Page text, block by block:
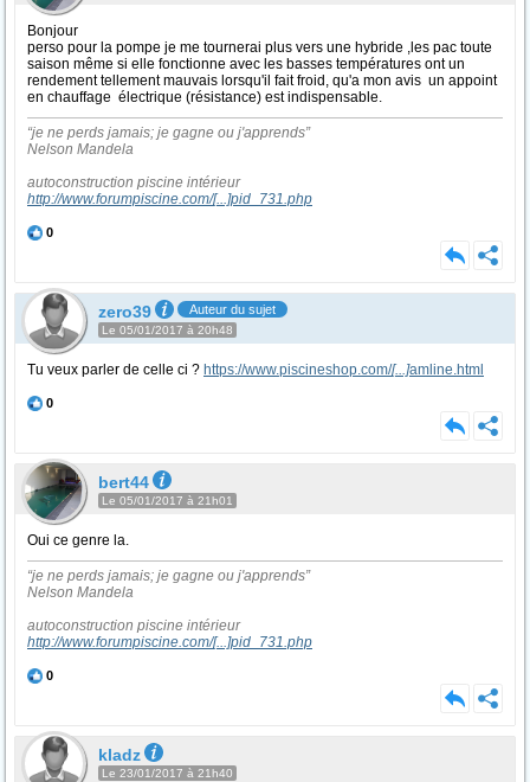
Bonjour
perso pour la pompe je me tournerai plus vers une hybride ,les pac toute
saison même si elle fonctionne avec les basses températures ont un
rendement tellement mauvais lorsqu'il fait froid, qu'a mon avis un appoint
en chauffage électrique (résistance) est indispensable.
“je ne perds jamais; je gagne ou j'apprends”
Nelson Mandela
autoconstruction piscine intérieur
http://www.forumpiscine.com/[...]pid_731.php
0
zero39 Auteur du sujet
Le 05/01/2017 à 20h48
Tu veux parler de celle ci ? https://www.piscineshop.com/[...]amline.html
0
bert44
Le 05/01/2017 à 21h01
Oui ce genre la.
“je ne perds jamais; je gagne ou j'apprends”
Nelson Mandela
autoconstruction piscine intérieur
http://www.forumpiscine.com/[...]pid_731.php
0
kladz
Le 23/01/2017 à 21h40